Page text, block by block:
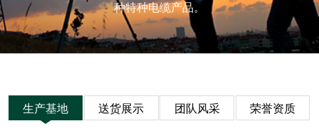
种特种电缆产品。
生产基地 送货展示 团队风采 荣誉资质